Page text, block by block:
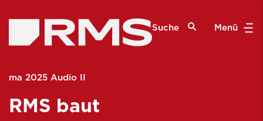
Suche Menü
ma 2025 Audio II
RMS baut